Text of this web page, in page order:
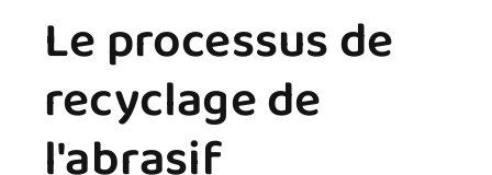
Le processus de
recyclage de